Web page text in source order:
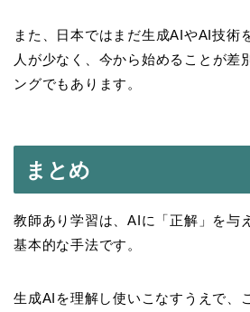
また、日本ではまだ生成AIやAI技術
人が少なく、今から始めることが差
ングでもあります。
まとめ
教師あり学習は、AIに「正解」を与
基本的な手法です。
生成AIを理解し使いこなすうえで、